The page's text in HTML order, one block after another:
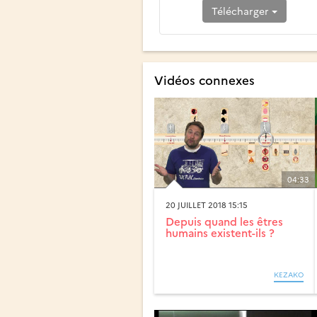
Télécharger
Vidéos connexes
04:33
20 JUILLET 2018 15:15
Depuis quand les êtres
humains existent-ils ?
KEZAKO